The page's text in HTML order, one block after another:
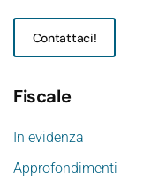
Contattaci!
Fiscale
In evidenza
Approfondimenti